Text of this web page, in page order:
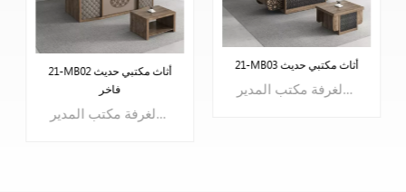
21-MB02 أثاث مكتبي حديث
فاخر
مقعد واحد لغرفة مكتب المدير
21-MB03 أثاث مكتبي حديث
مقعد واحد لغرفة مكتب المدير